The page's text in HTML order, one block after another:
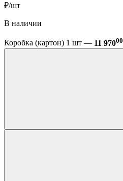
₽/шт
В наличии
Коробка (картон) 1 шт — 11 97000